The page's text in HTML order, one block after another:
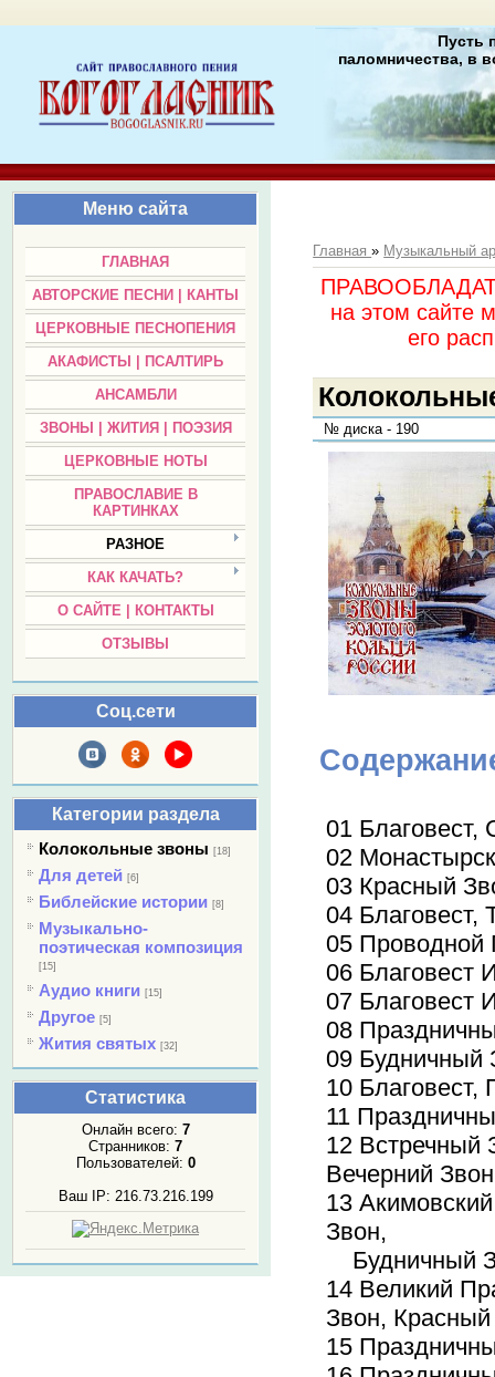
Пусть
паломничества, в
Меню сайта
ГЛАВНАЯ
АВТОРСКИЕ ПЕСНИ | КАНТЫ
ЦЕРКОВНЫЕ ПЕСНОПЕНИЯ
АКАФИСТЫ | ПСАЛТИРЬ
АНСАМБЛИ
ЗВОНЫ | ЖИТИЯ | ПОЭЗИЯ
ЦЕРКОВНЫЕ НОТЫ
ПРАВОСЛАВИЕ В
КАРТИНКАХ
РАЗНОЕ
КАК КАЧАТЬ?
О САЙТЕ | КОНТАКТЫ
ОТЗЫВЫ
Соц.сети
Категории раздела
Колокольные звоны [18]
Для детей [6]
Библейские истории [8]
Музыкально-
поэтическая композиция
[15]
Аудио книги [15]
Другое [5]
Жития святых [32]
Статистика
Онлайн всего: 7
Странников: 7
Пользователей: 0
Ваш IP: 216.73.216.199
Главная» Музыкальный
на этом сайте
его
№ диска - 190
01
02
03 Красный
04 Благовест,
05 Проводной
06 Благовест
07 Благовест
08
09 Будничный
10
11
12 Встречный
Вечерний Звон
13
Звон,
Будничный
14 Великий
Звон,
15